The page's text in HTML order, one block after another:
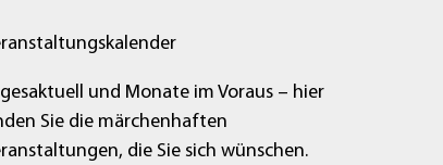
und Monate im Voraus – hier
Sie die märchenhaften
die Sie sich wünschen.